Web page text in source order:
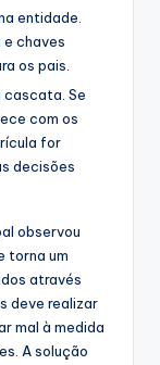
entidade.
e chaves
os pais.
cascata. Se
com os
for
decisões
observou
torna um
através
deve realizar
mal à medida
A solução